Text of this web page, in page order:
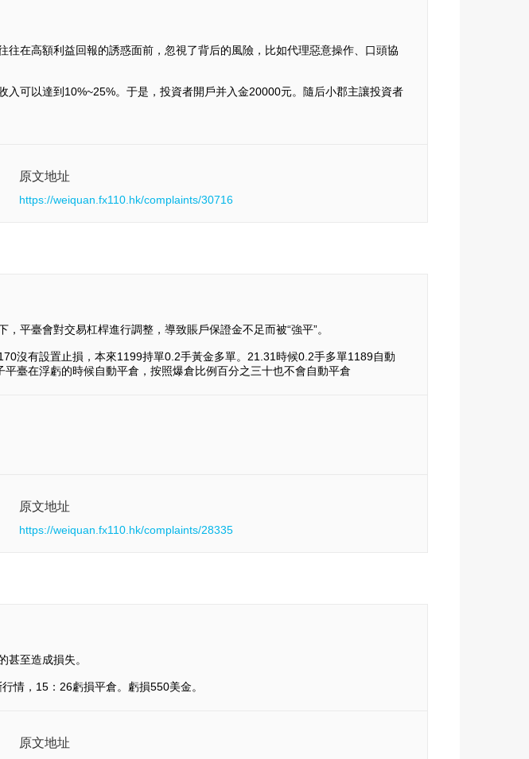
在高額利益回報的誘惑面前，忽視了背后的風險，比如代理惡意操作、口頭協
可以達到10%~25%。于是，投資者開戶并入金20000元。隨后小郡主讓投資者
原文地址
https://weiquan.fx110.hk/complaints/30716
平臺會對交易杠桿進行調整，導致賬戶保證金不足而被“強平”。
沒有設置止損，本來1199持單0.2手黃金多單。21.31時候0.2手多單1189自動
臺在浮虧的時候自動平倉，按照爆倉比例百分之三十也不會自動平倉
原文地址
https://weiquan.fx110.hk/complaints/28335
至造成損失。
情，15：26虧損平倉。虧損550美金。
原文地址